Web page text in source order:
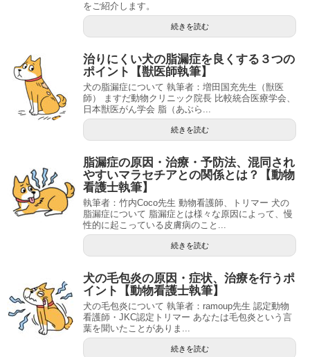
をご紹介します。
続きを読む
治りにくい犬の脂漏症を良くする３つの
ポイント【獣医師執筆】
犬の脂漏症について 執筆者：増田国充先生（獣医
師） ますだ動物クリニック院長 比較統合医療学会、
日本獣医がん学会 脂（あぶら...
続きを読む
脂漏症の原因・治療・予防法、混同され
やすいマラセチアとの関係とは？【動物
看護士執筆】
執筆者：竹内Coco先生 動物看護師、トリマー 犬の
脂漏症について 脂漏症とは様々な原因によって、慢
性的に起こっている皮膚病のこと...
続きを読む
犬の毛包炎の原因・症状、治療を行うポ
イント【動物看護士執筆】
犬の毛包炎について 執筆者：ramoup先生 認定動物
看護師・JKC認定トリマー あなたは毛包炎という言
葉を聞いたことがありま...
続きを読む